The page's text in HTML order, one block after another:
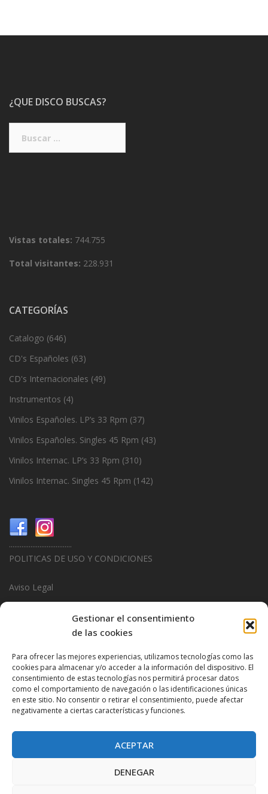
Gestionar el consentimiento
de las cookies
Para ofrecer las mejores experiencias, utilizamos tecnologías como las
cookies para almacenar y/o acceder a la información del dispositivo. El
consentimiento de estas tecnologías nos permitirá procesar datos
como el comportamiento de navegación o las identificaciones únicas
en este sitio. No consentir o retirar el consentimiento, puede afectar
negativamente a ciertas características y funciones.
ACEPTAR
DENEGAR
¿QUE DISCO BUSCAS?
Vistas totales: 744.755
Total visitantes: 228.931
CATEGORÍAS
Catalogo (646)
CD's Españoles (63)
CD's Internacionales (49)
Instrumentos (4)
Vinilos Españoles. LP’s 33 Rpm (37)
Vinilos Españoles. Singles 45 Rpm (43)
Vinilos Internac. LP’s 33 Rpm (310)
Vinilos Internac. Singles 45 Rpm (142)
...................................
POLITICAS DE USO Y CONDICIONES
Aviso Legal
Politica de Privacidad
...................................
Design & Promotions ByHitred.com